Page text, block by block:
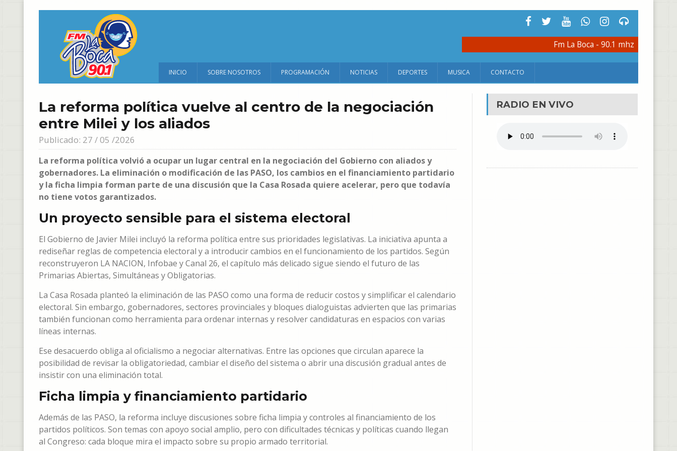
Fm La Boca - 90.1 mhz
INICIO SOBRE NOSOTROS PROGRAMACIÓN NOTICIAS DEPORTES MUSICA CONTACTO
La reforma política vuelve al centro de la negociación
entre Milei y los aliados
Publicado: 27 / 05 /2026
La reforma política volvió a ocupar un lugar central en la negociación del Gobierno con aliados y
gobernadores. La eliminación o modificación de las PASO, los cambios en el financiamiento partidario
y la ficha limpia forman parte de una discusión que la Casa Rosada quiere acelerar, pero que todavía
no tiene votos garantizados.
Un proyecto sensible para el sistema electoral
El Gobierno de Javier Milei incluyó la reforma política entre sus prioridades legislativas. La iniciativa apunta a
rediseñar reglas de competencia electoral y a introducir cambios en el funcionamiento de los partidos. Según
reconstruyeron LA NACION, Infobae y Canal 26, el capítulo más delicado sigue siendo el futuro de las
Primarias Abiertas, Simultáneas y Obligatorias.
La Casa Rosada planteó la eliminación de las PASO como una forma de reducir costos y simplificar el calendario
electoral. Sin embargo, gobernadores, sectores provinciales y bloques dialoguistas advierten que las primarias
también funcionan como herramienta para ordenar internas y resolver candidaturas en espacios con varias
líneas internas.
Ese desacuerdo obliga al oficialismo a negociar alternativas. Entre las opciones que circulan aparece la
posibilidad de revisar la obligatoriedad, cambiar el diseño del sistema o abrir una discusión gradual antes de
insistir con una eliminación total.
Ficha limpia y financiamiento partidario
Además de las PASO, la reforma incluye discusiones sobre ficha limpia y controles al financiamiento de los
partidos políticos. Son temas con apoyo social amplio, pero con dificultades técnicas y políticas cuando llegan
al Congreso: cada bloque mira el impacto sobre su propio armado territorial.
RADIO EN VIVO